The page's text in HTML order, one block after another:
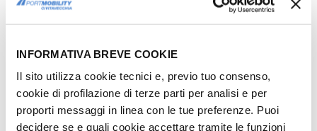
INFORMATIVA BREVE COOKIE
Il sito utilizza cookie tecnici e, previo tuo consenso,
cookie di profilazione di terze parti per analisi e per
proporti messaggi in linea con le tue preferenze. Puoi
decidere se e quali cookie accettare tramite le funzioni
crocieristica è di 1.731
Lanfranco Senn
Economia Regionale
Urbana Univ. Bocconi